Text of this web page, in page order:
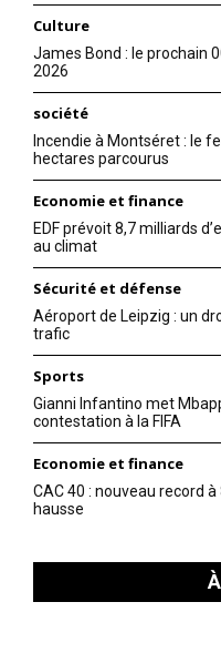
Culture
James Bond : le prochain
2026
société
Incendie à Montséret : le
hectares parcourus
Economie et finance
EDF prévoit 8,7 milliards
au climat
Sécurité et défense
Aéroport de Leipzig : un
trafic
Sports
Gianni Infantino met
contestation à la FIFA
Economie et finance
CAC 40 : nouveau record
hausse